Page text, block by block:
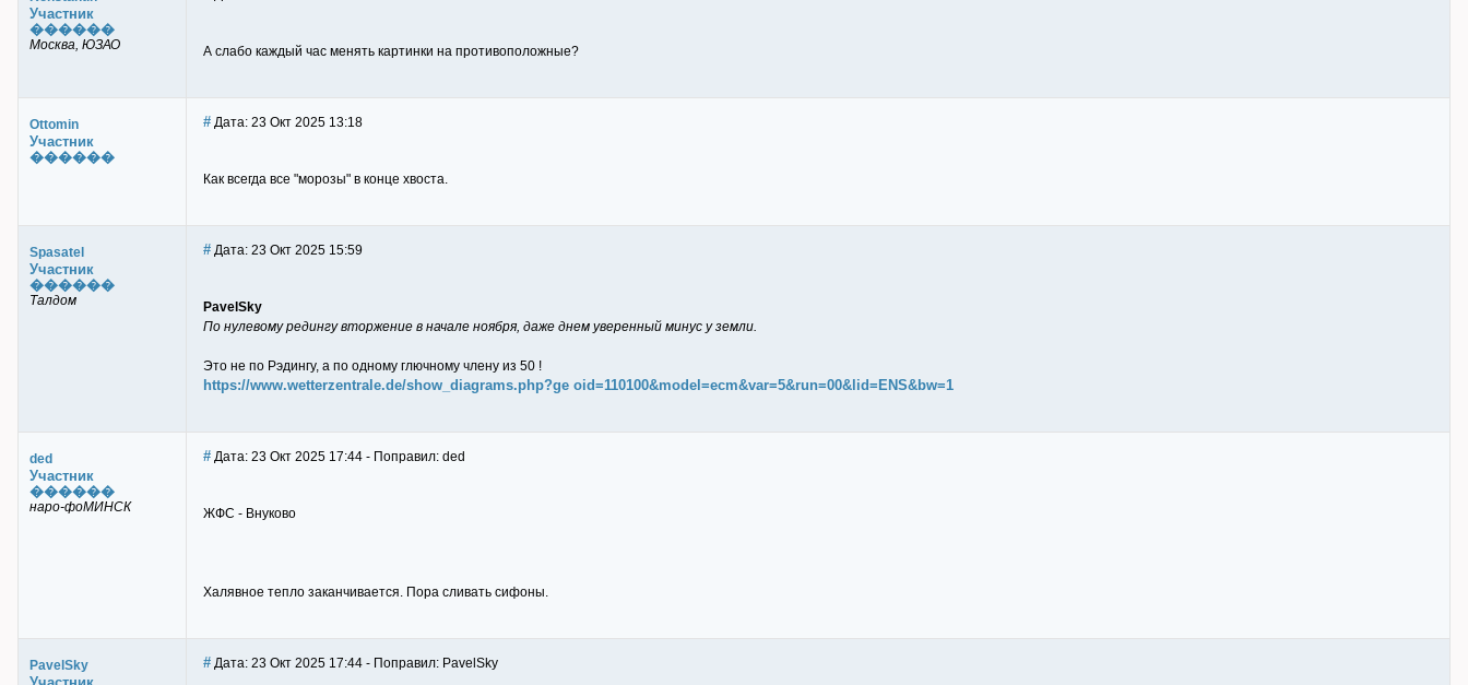
Участник
������
Москва, ЮЗАО А слабо каждый час менять картинки на противоположные?
Ottomin
Участник
������
# Дата: 23 Окт 2025 13:18
Как всегда все "морозы" в конце хвоста.
Spasatel
Участник
������
Талдом
# Дата: 23 Окт 2025 15:59
PavelSky
По нулевому редингу вторжение в начале ноября, даже днем уверенный минус у земли.
Это не по Рэдингу, а по одному глючному члену из 50 !
https://www.wetterzentrale.de/show_diagrams.php?ge oid=110100&model=ecm&var=5&run=00&lid=ENS&bw=1
ded
Участник
������
наро-фоМИНСК
# Дата: 23 Окт 2025 17:44 - Поправил: ded
ЖФС - Внуково
Халявное тепло заканчивается. Пора сливать сифоны.
PavelSky # Дата: 23 Окт 2025 17:44 - Поправил: PavelSky